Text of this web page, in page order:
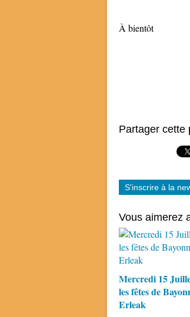
À bientôt
Partager cette
S'inscrire à la
Vous aimerez
Mercredi 15
les fêtes de
Erleak